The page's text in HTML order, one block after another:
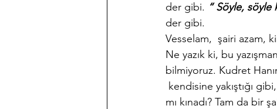
der gibi. “ Söyle, söyle
der gibi.
Vesselam,  şairi azam,
Ne yazık ki, bu
bilmiyoruz. Kudret
kendisine yakıştığı
mı kınadı? Tam da bir